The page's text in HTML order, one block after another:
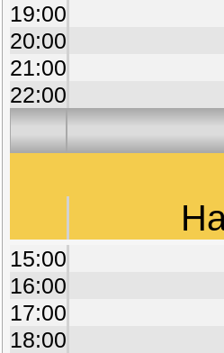
19:00
20:00
21:00
22:00
15:00
16:00
17:00
18:00